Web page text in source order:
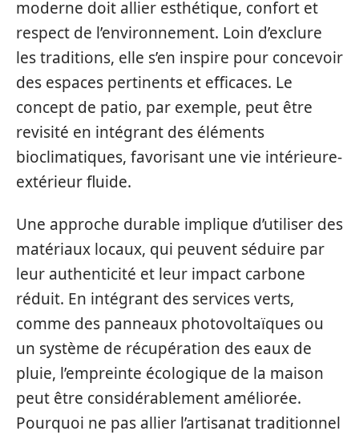
moderne doit allier esthétique, confort et
respect de l’environnement. Loin d’exclure
les traditions, elle s’en inspire pour concevoir
des espaces pertinents et efficaces. Le
concept de patio, par exemple, peut être
revisité en intégrant des éléments
bioclimatiques, favorisant une vie intérieure-
extérieur fluide.
Une approche durable implique d’utiliser des
matériaux locaux, qui peuvent séduire par
leur authenticité et leur impact carbone
réduit. En intégrant des services verts,
comme des panneaux photovoltaïques ou
un système de récupération des eaux de
pluie, l’empreinte écologique de la maison
peut être considérablement améliorée.
Pourquoi ne pas allier l’artisanat traditionnel